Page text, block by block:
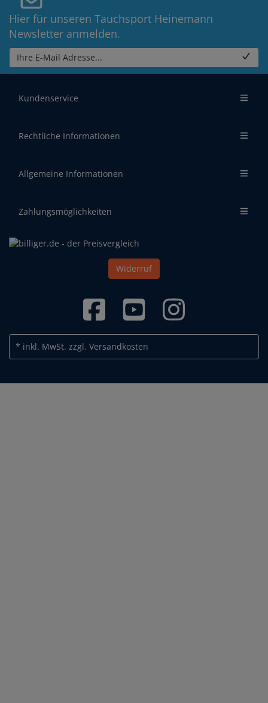
Hier für unseren Tauchsport Heinemann
Newsletter anmelden.
Ihre E-Mail Adresse...
Kundenservice
Rechtliche Informationen
Allgemeine Informationen
Zahlungsmöglichkeiten
Widerruf
* inkl. MwSt. zzgl. Versandkosten